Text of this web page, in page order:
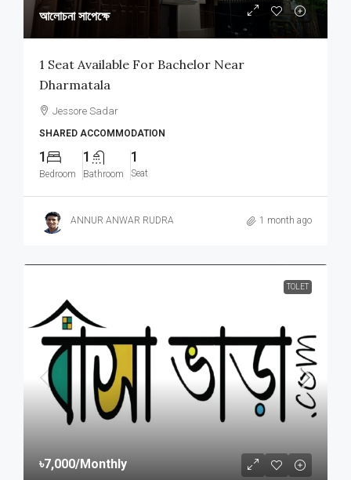
আলোচনা সাপেক্ষে
1 Seat Available For Bachelor Near
Dharmatala
Jessore Sadar
SHARED ACCOMMODATION
1
Bedroom
1
Bathroom
1
Seat
ANNUR ANWAR RUDRA 1 month ago
TOLET
৳7,000/Monthly